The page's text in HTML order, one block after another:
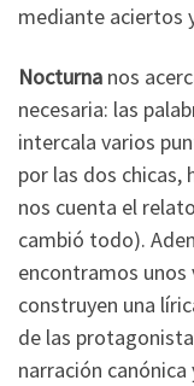
mediante aciertos
Nocturna nos
necesaria: las
intercala varios
por las dos chicas,
nos cuenta el
cambió todo).
encontramos unos
construyen una
de las
narración